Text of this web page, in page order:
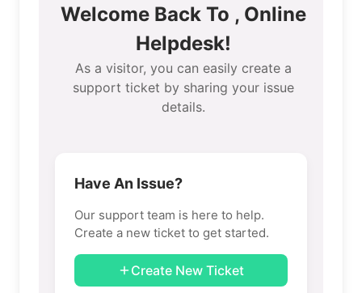
Welcome Back To , Online
Helpdesk!
As a visitor, you can easily create a
support ticket by sharing your issue
details.
Have An Issue?
Our support team is here to help.
Create a new ticket to get started.
Create New Ticket